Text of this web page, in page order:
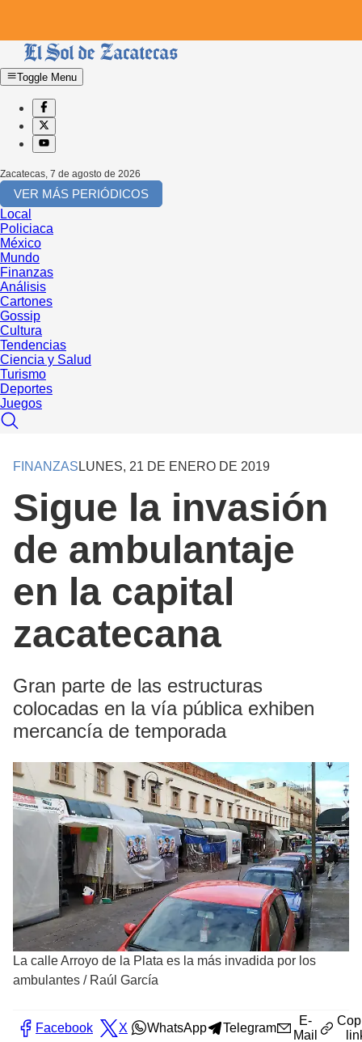
Toggle Menu
Zacatecas, 7 de agosto de 2026
VER MÁS PERIÓDICOS
Local
Policiaca
México
Mundo
Finanzas
Análisis
Cartones
Gossip
Cultura
Tendencias
Ciencia y Salud
Turismo
Deportes
Juegos
FINANZAS LUNES, 21 DE ENERO DE 2019
Sigue la invasión
de ambulantaje
en la capital
zacatecana
Gran parte de las estructuras
colocadas en la vía pública exhiben
mercancía de temporada
La calle Arroyo de la Plata es la más invadida por los
ambulantes / Raúl García
Facebook X WhatsApp Telegram
E-
Mail